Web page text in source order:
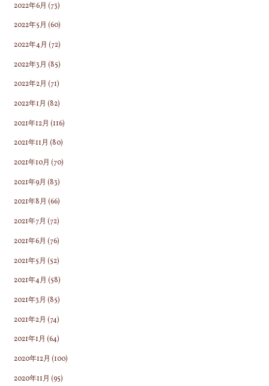
2022年6月 (73)
2022年5月 (60)
2022年4月 (72)
2022年3月 (85)
2022年2月 (71)
2022年1月 (82)
2021年12月 (116)
2021年11月 (80)
2021年10月 (70)
2021年9月 (83)
2021年8月 (66)
2021年7月 (72)
2021年6月 (76)
2021年5月 (52)
2021年4月 (58)
2021年3月 (85)
2021年2月 (74)
2021年1月 (64)
2020年12月 (100)
2020年11月 (95)